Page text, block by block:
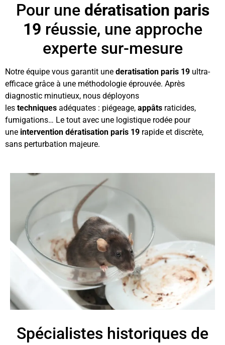
Pour une dératisation paris
19 réussie, une approche
experte sur-mesure
Notre équipe vous garantit une deratisation paris 19 ultra-
efficace grâce à une méthodologie éprouvée. Après
diagnostic minutieux, nous déployons
les techniques adéquates : piégeage, appâts raticides,
fumigations… Le tout avec une logistique rodée pour
une intervention dératisation paris 19 rapide et discrète,
sans perturbation majeure.
Spécialistes historiques de